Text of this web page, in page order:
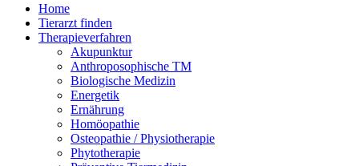
Home
Tierarzt finden
Therapieverfahren
Akupunktur
Anthroposophische TM
Biologische Medizin
Energetik
Ernährung
Homöopathie
Osteopathie / Physiotherapie
Phytotherapie